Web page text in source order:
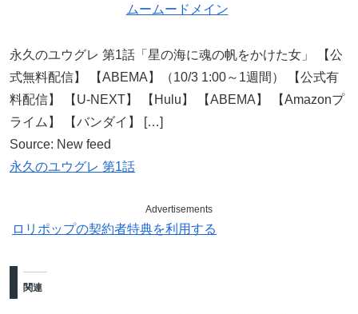
ムームードメイン
永久のユウグレ 第1話「星の海に魂の帆をかけた女」 【公
式無料配信】 【ABEMA】（10/3 1:00～1週間） 【公式有
料配信】 【U-NEXT】 【Hulu】 【ABEMA】 【Amazonプ
ライム】 【バンダイ】 […]
Source: New feed
永久のユウグレ 第1話
Advertisements
ロリポップの契約者特典を利用する
関連